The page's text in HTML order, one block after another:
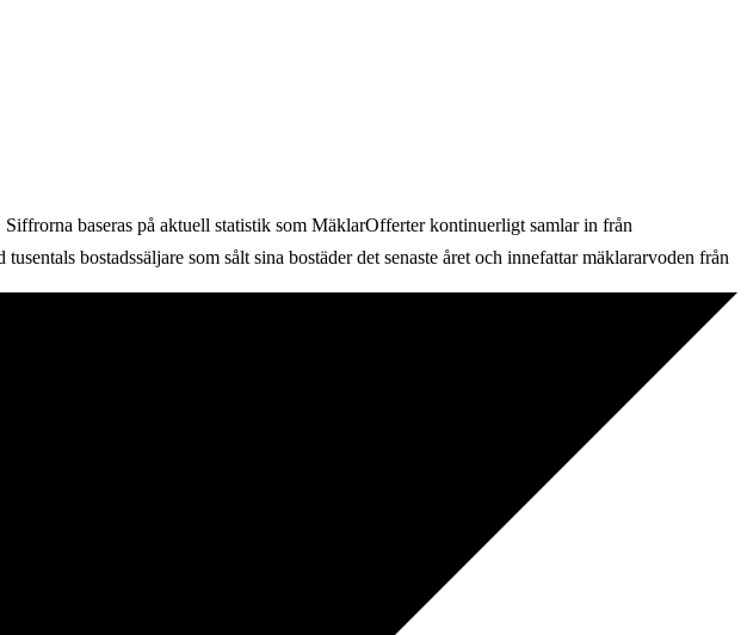
Siffrorna baseras på aktuell statistik som MäklarOfferter kontinuerligt samlar in från
bostadssäljare som sålt sina bostäder det senaste året och innefattar mäklararvoden från